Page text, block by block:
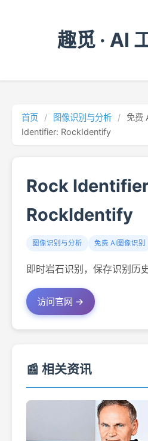
趣觅 · AI
首页 / 图像识别与分析 / 免费
Identifier: RockIdentify
Rock
RockIdentify
图像识别与分析 免费 AI图像识别
即时岩石识别，保存识别历
访问官网 →
📰 相关资讯